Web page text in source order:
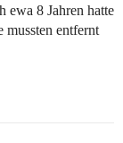
ewa 8 Jahren hatte
mussten entfernt